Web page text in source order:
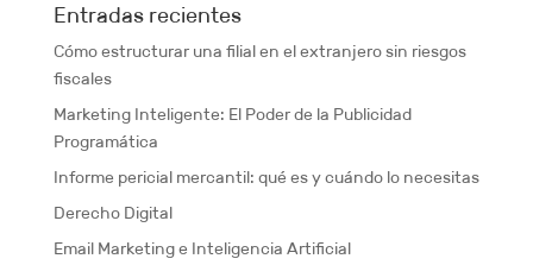
Entradas recientes
Cómo estructurar una filial en el extranjero sin riesgos
fiscales
Marketing Inteligente: El Poder de la Publicidad
Programática
Informe pericial mercantil: qué es y cuándo lo necesitas
Derecho Digital
Email Marketing e Inteligencia Artificial